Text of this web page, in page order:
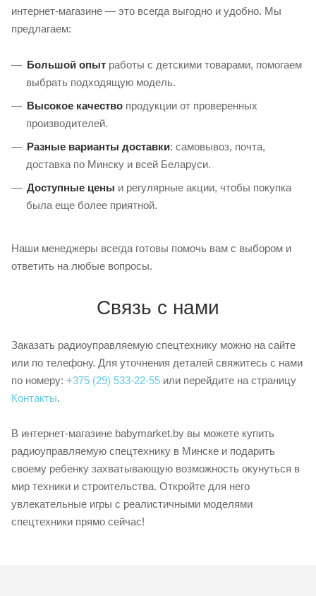
интернет-магазине — это всегда выгодно и удобно. Мы
предлагаем:
Большой опыт работы с детскими товарами, помогаем
выбрать подходящую модель.
Высокое качество продукции от проверенных
производителей.
Разные варианты доставки: самовывоз, почта,
доставка по Минску и всей Беларуси.
Доступные цены и регулярные акции, чтобы покупка
была еще более приятной.
Наши менеджеры всегда готовы помочь вам с выбором и
ответить на любые вопросы.
Связь с нами
Заказать радиоуправляемую спецтехнику можно на сайте
или по телефону. Для уточнения деталей свяжитесь с нами
по номеру: +375 (29) 533-22-55 или перейдите на страницу
Контакты.
В интернет-магазине babymarket.by вы можете купить
радиоуправляемую спецтехнику в Минске и подарить
своему ребенку захватывающую возможность окунуться в
мир техники и строительства. Откройте для него
увлекательные игры с реалистичными моделями
спецтехники прямо сейчас!